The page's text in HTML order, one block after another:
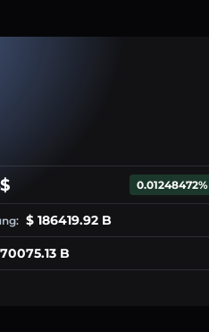
0.01248472%
$ 186419.92 B
B